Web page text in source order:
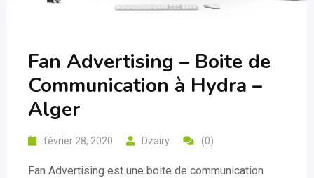
Fan Advertising – Boite de
Communication à Hydra –
Alger
février 28, 2020 Dzairy (0)
Fan Advertising est une boite de communication